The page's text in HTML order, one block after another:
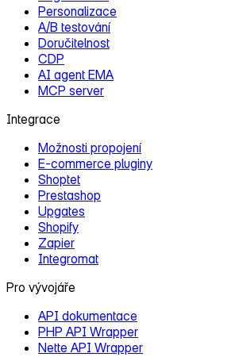
Personalizace
A/B testování
Doručitelnost
CDP
AI agent EMA
MCP server
Integrace
Možnosti propojení
E‑commerce pluginy
Shoptet
Prestashop
Upgates
Shopify
Zapier
Integromat
Pro vývojáře
API dokumentace
PHP API Wrapper
Nette API Wrapper